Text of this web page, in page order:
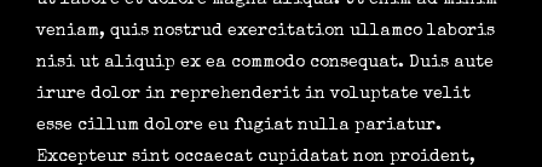
veniam, quis nostrud exercitation ullamco laboris
nisi ut aliquip ex ea commodo consequat. Duis aute
irure dolor in reprehenderit in voluptate velit
esse cillum dolore eu fugiat nulla pariatur.
Excepteur sint occaecat cupidatat non proident,